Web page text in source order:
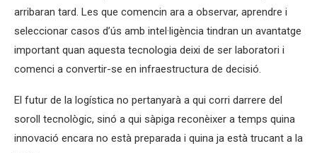
arribaran tard. Les que comencin ara a observar, aprendre i
seleccionar casos d’ús amb intel·ligència tindran un avantatge
important quan aquesta tecnologia deixi de ser laboratori i
comenci a convertir-se en infraestructura de decisió.
El futur de la logística no pertanyarà a qui corri darrere del
soroll tecnològic, sinó a qui sàpiga reconèixer a temps quina
innovació encara no està preparada i quina ja està trucant a la